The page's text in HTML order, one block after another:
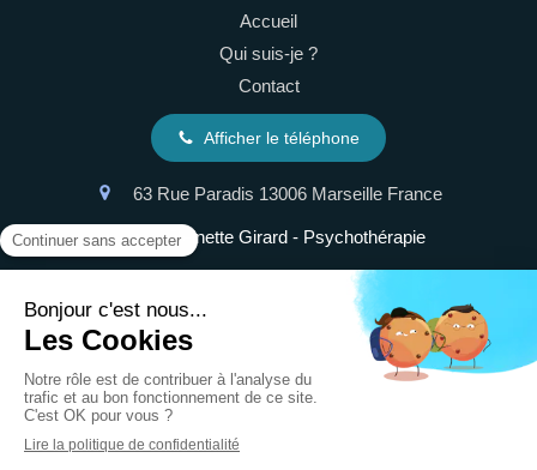
Accueil
Qui suis-je ?
Contact
Afficher le téléphone
63 Rue Paradis 13006 Marseille France
©2024 Reinette Girard - Psychothérapie
Création et référencement du site par Simplébo
Site partenaire deAnnuaire Thérapeutes